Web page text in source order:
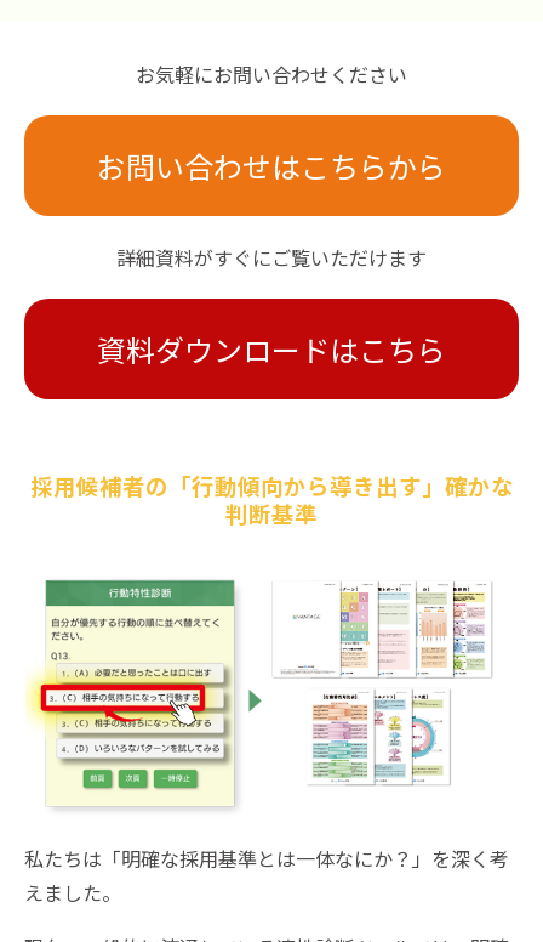
お気軽にお問い合わせください
お問い合わせはこちらから
詳細資料がすぐにご覧いただけます
資料ダウンロードはこちら
採用候補者の「行動傾向から導き出す」確かな
判断基準
私たちは「明確な採用基準とは一体なにか？」を深く考
えました。